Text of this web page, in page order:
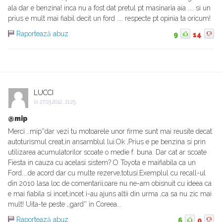
ala dar e benzina! inca nu a fost dat pretul pt masinaria aia .... si un
prius e mult mai fiabil decit un ford .... respecte pt opinia ta oricum!
Raportează abuz
9 14
LUCCI
la 27.03.2012, 21:25
@mip
Merci ..mip''dar vezi tu motoarele unor firme sunt mai reusite decat
autoturismul creat,in ansamblul lui.Ok ,Prius e pe benzina si prin
utilizarea acumulatorilor scoate o medie f. buna. Dar cat ar scoate
Fiesta in cauza cu acelasi sistem? O Toyota e maifiabila ca un
Ford....de acord dar cu multe rezerve,totusi.Exemplul cu recall-ul
din 2010 lasa loc de comentarii;oare nu ne-am obisnuit cu ideea ca
e mai fiabila si incet,incet i-au ajuns altii din urma ,ca sa nu zic mai
mult! Uita-te peste ,,gard'' in Coreea...
Raportează abuz